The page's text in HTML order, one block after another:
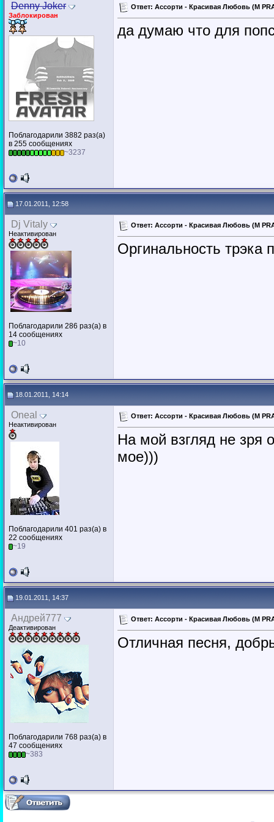
Denny Joker
Заблокирован
Поблагодарили 3882 раз(а)
в 255 сообщениях
~3237
Ответ: Ассорти - Красивая Любовь (M
да думаю что для
17.01.2011, 12:58
Dj Vitaly
Неактивирован
Поблагодарили 286 раз(а) в
14 сообщениях
~10
Ответ: Ассорти - Красивая Любовь (M
Оргинальность трэка
18.01.2011, 14:14
Oneal
Неактивирован
Поблагодарили 401 раз(а) в
22 сообщениях
~19
Ответ: Ассорти - Красивая Любовь (M
На мой взгляд не зря
мое)))
19.01.2011, 14:37
Андрей777
Деактивирован
Поблагодарили 768 раз(а) в
47 сообщениях
~383
Ответ: Ассорти - Красивая Любовь (M
Отличная песня,